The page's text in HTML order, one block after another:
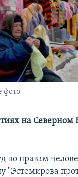
НА РАССЫЛКУ
РС
фото
на Северном
по правам
"Эстемирова